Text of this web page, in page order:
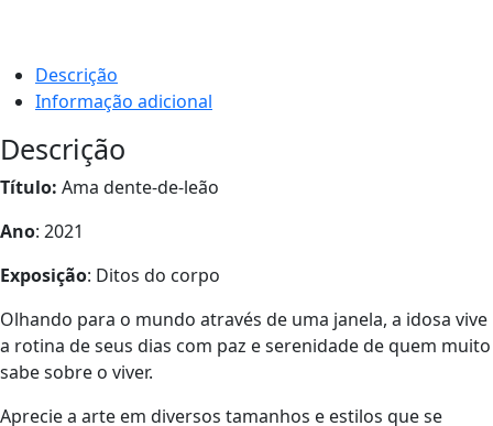
Descrição
Informação adicional
Descrição
Título: Ama dente-de-leão
Ano: 2021
Exposição: Ditos do corpo
Olhando para o mundo através de uma janela, a idosa vive
a rotina de seus dias com paz e serenidade de quem muito
sabe sobre o viver.
Aprecie a arte em diversos tamanhos e estilos que se